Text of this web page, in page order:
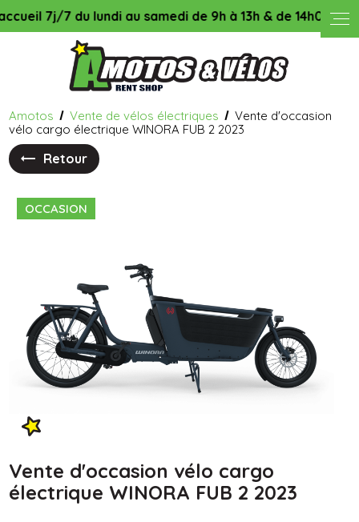
7 du lundi au samedi de 9h à 13h & de 14h00 à 18h45,
Amotos Vente de vélos électriques
Vente d'occasion
vélo cargo électrique WINORA FUB 2 2023
Retour
OCCASION
Vente d'occasion vélo cargo
électrique WINORA FUB 2 2023
Panneau de gestion des cookies